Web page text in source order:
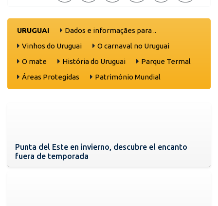
URUGUAI
Dados e informaçães para ..
Vinhos do Uruguai
O carnaval no Uruguai
O mate
História do Uruguai
Parque Termal
Áreas Protegidas
Património Mundial
Punta del Este en invierno, descubre el encanto
fuera de temporada